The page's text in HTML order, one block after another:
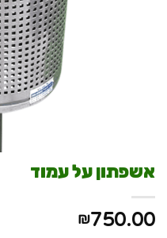
אשפתון על עמוד
₪750.00